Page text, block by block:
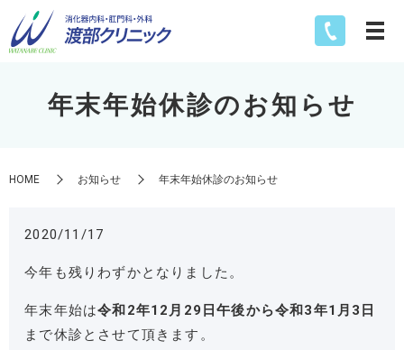
年末年始休診のお知らせ
HOME お知らせ 年末年始休診のお知らせ
2020/11/17
今年も残りわずかとなりました。
年末年始は令和2年12月29日午後から令和3年1月3日
まで休診とさせて頂きます。